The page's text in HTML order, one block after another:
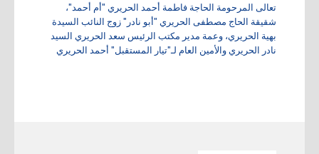
تعالى المرحومة الحاجة فاطمة أحمد الحريري "أم أحمد"،
شقيقة الحاج مصطفى الحريري "أبو نادر" زوج النائب السيدة
بهية الحريري، وعمة مدير مكتب الرئيس سعد الحريري السيد
نادر الحريري والأمين العام لـ"تيار المستقبل" أحمد الحريري